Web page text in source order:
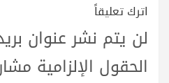
اترك تعليقاً
لن يتم نشر عنوان
الحقول الإلزامية